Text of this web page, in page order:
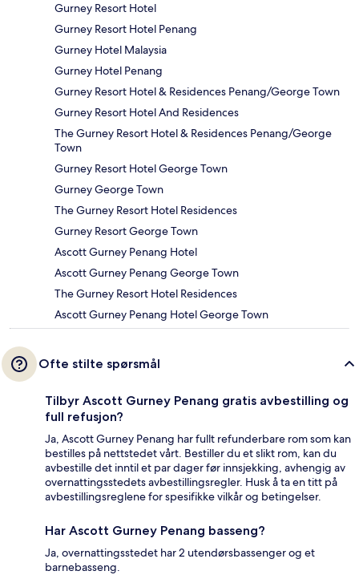
Gurney Resort Hotel
Gurney Resort Hotel Penang
Gurney Hotel Malaysia
Gurney Hotel Penang
Gurney Resort Hotel & Residences Penang/George Town
Gurney Resort Hotel And Residences
The Gurney Resort Hotel & Residences Penang/George
Town
Gurney Resort Hotel George Town
Gurney George Town
The Gurney Resort Hotel Residences
Gurney Resort George Town
Ascott Gurney Penang Hotel
Ascott Gurney Penang George Town
The Gurney Resort Hotel Residences
Ascott Gurney Penang Hotel George Town
Ofte stilte spørsmål
Tilbyr Ascott Gurney Penang gratis avbestilling og
full refusjon?
Ja, Ascott Gurney Penang har fullt refunderbare rom som kan
bestilles på nettstedet vårt. Bestiller du et slikt rom, kan du
avbestille det inntil et par dager før innsjekking, avhengig av
overnattingsstedets avbestillingsregler. Husk å ta en titt på
avbestillingsreglene for spesifikke vilkår og betingelser.
Har Ascott Gurney Penang basseng?
Ja, overnattingsstedet har 2 utendørsbassenger og et
barnebasseng.